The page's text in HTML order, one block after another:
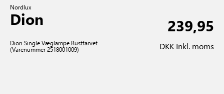
Nordlux
Dion
Dion Single Væglampe Rustfarvet
(Varenummer 2518001009)
239,95
DKK Inkl. moms